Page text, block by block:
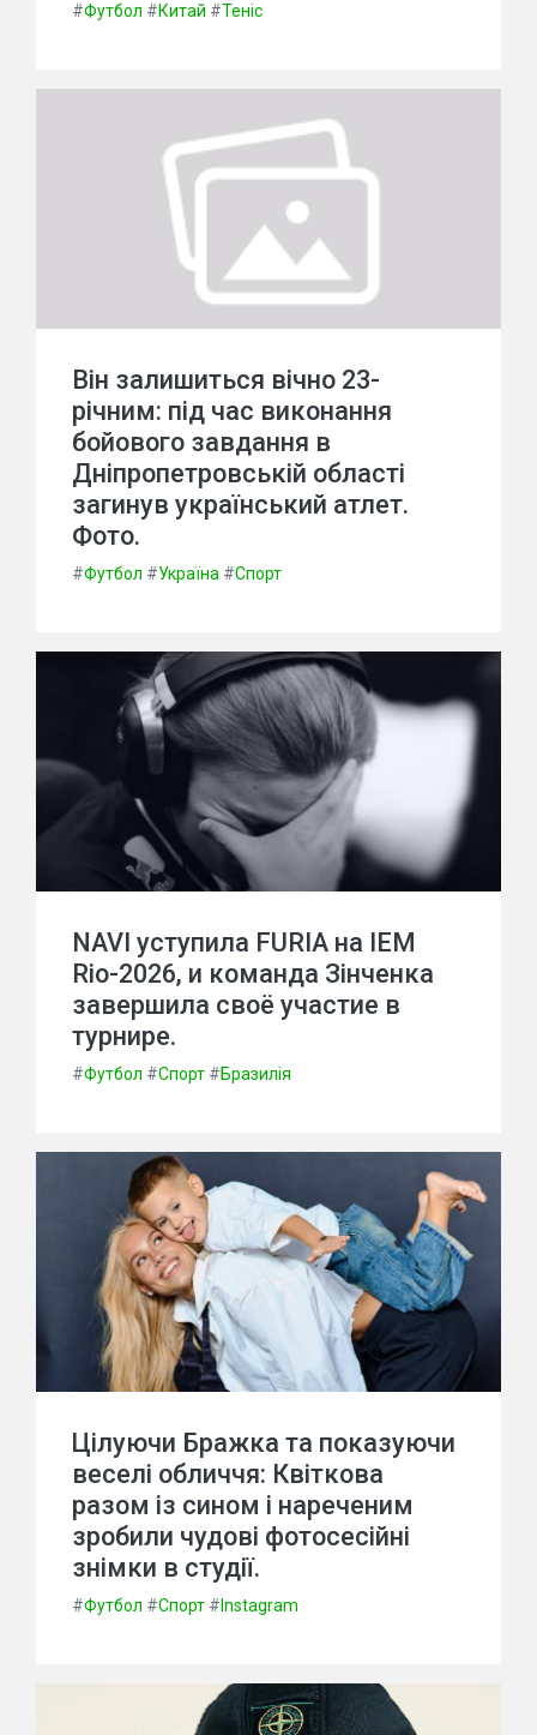
#Футбол #Китай #Теніс
Він залишиться вічно 23-
річним: під час виконання
бойового завдання в
Дніпропетровській області
загинув український атлет.
Фото.
#Футбол #Україна #Спорт
NAVI уступила FURIA на IEM
Rio-2026, и команда Зінченка
завершила своё участие в
турнире.
#Футбол #Спорт #Бразилія
Цілуючи Бражка та показуючи
веселі обличчя: Квіткова
разом із сином і нареченим
зробили чудові фотосесійні
знімки в студії.
#Футбол #Спорт # Instagram